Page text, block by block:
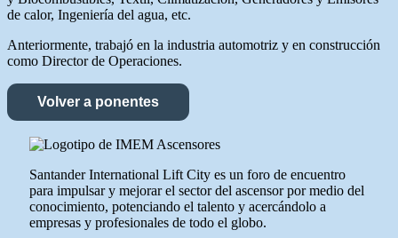
de calor, Ingeniería del agua, etc.
Anteriormente, trabajó en la industria automotriz y en construcción
como Director de Operaciones.
Volver a ponentes
Santander International Lift City es un foro de encuentro
para impulsar y mejorar el sector del ascensor por medio del
conocimiento, potenciando el talento y acercándolo a
empresas y profesionales de todo el globo.